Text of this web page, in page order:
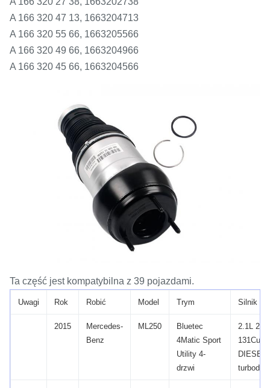
A 166 320 47 13, 1663204713
A 166 320 55 66, 1663205566
A 166 320 49 66, 1663204966
A 166 320 45 66, 1663204566
Ta część jest kompatybilna z 39 pojazdami.
Uwagi Rok Robić Model Trym Silnik
2015
Mercedes-
Benz
ML250
Bluetec
4Matic Sport
Utility 4-
drzwi
2.1L
131Cu.
DIESEL